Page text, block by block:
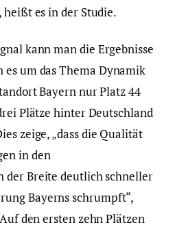
es in der Studie.
kann man die Ergebnisse
es um das Thema Dynamik
Bayern nur Platz 44
Plätze hinter Deutschland
zeige, „dass die Qualität
in den
der Breite deutlich schneller
Bayerns schrumpft“,
den ersten zehn Plätzen